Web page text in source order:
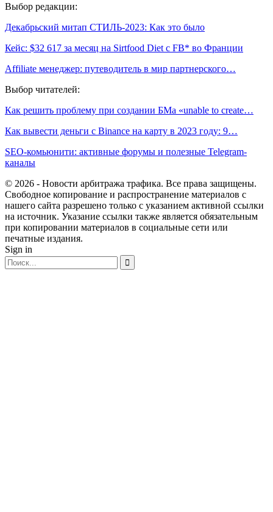
Выбор редакции:
Декабрьский митап СТИЛЬ-2023: Как это было
Кейс: $32 617 за месяц на Sirtfood Diet с FB* во Франции
Affiliate менеджер: путеводитель в мир партнерского…
Выбор читателей:
Как решить проблему при создании БМа «unable to create…
Как вывести деньги с Binance на карту в 2023 году: 9…
SEO-комьюнити: активные форумы и полезные Telegram-
каналы
© 2026 - Новости арбитража трафика. Все права защищены.
Свободное копирование и распространение материалов с
нашего сайта разрешено только с указанием активной ссылки
на источник. Указание ссылки также является обязательным
при копировании материалов в социальные сети или
печатные издания.
Sign in